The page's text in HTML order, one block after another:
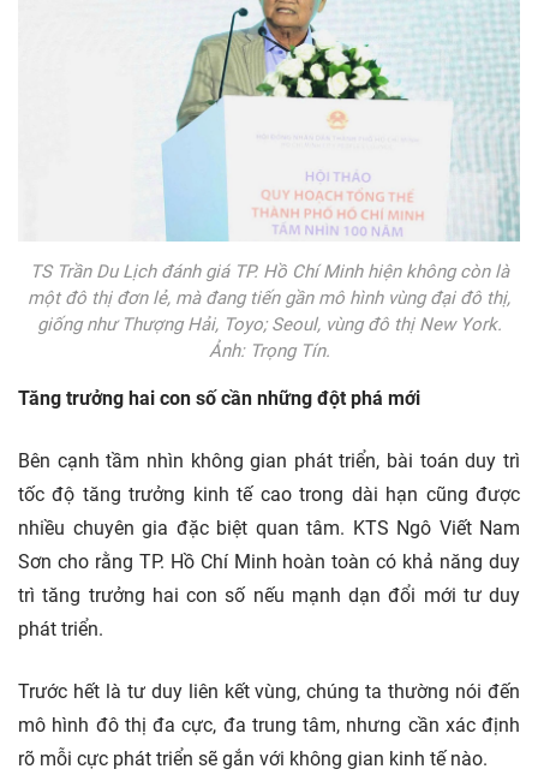
TS Trần Du Lịch đánh giá TP. Hồ Chí Minh hiện không còn là
một đô thị đơn lẻ, mà đang tiến gần mô hình vùng đại đô thị,
giống như Thượng Hải, Toyo; Seoul, vùng đô thị New York.
Ảnh: Trọng Tín.
Tăng trưởng hai con số cần những đột phá mới
Bên cạnh tầm nhìn không gian phát triển, bài toán duy trì
tốc độ tăng trưởng kinh tế cao trong dài hạn cũng được
nhiều chuyên gia đặc biệt quan tâm. KTS Ngô Viết Nam
Sơn cho rằng TP. Hồ Chí Minh hoàn toàn có khả năng duy
trì tăng trưởng hai con số nếu mạnh dạn đổi mới tư duy
phát triển.
Trước hết là tư duy liên kết vùng, chúng ta thường nói đến
mô hình đô thị đa cực, đa trung tâm, nhưng cần xác định
rõ mỗi cực phát triển sẽ gắn với không gian kinh tế nào.